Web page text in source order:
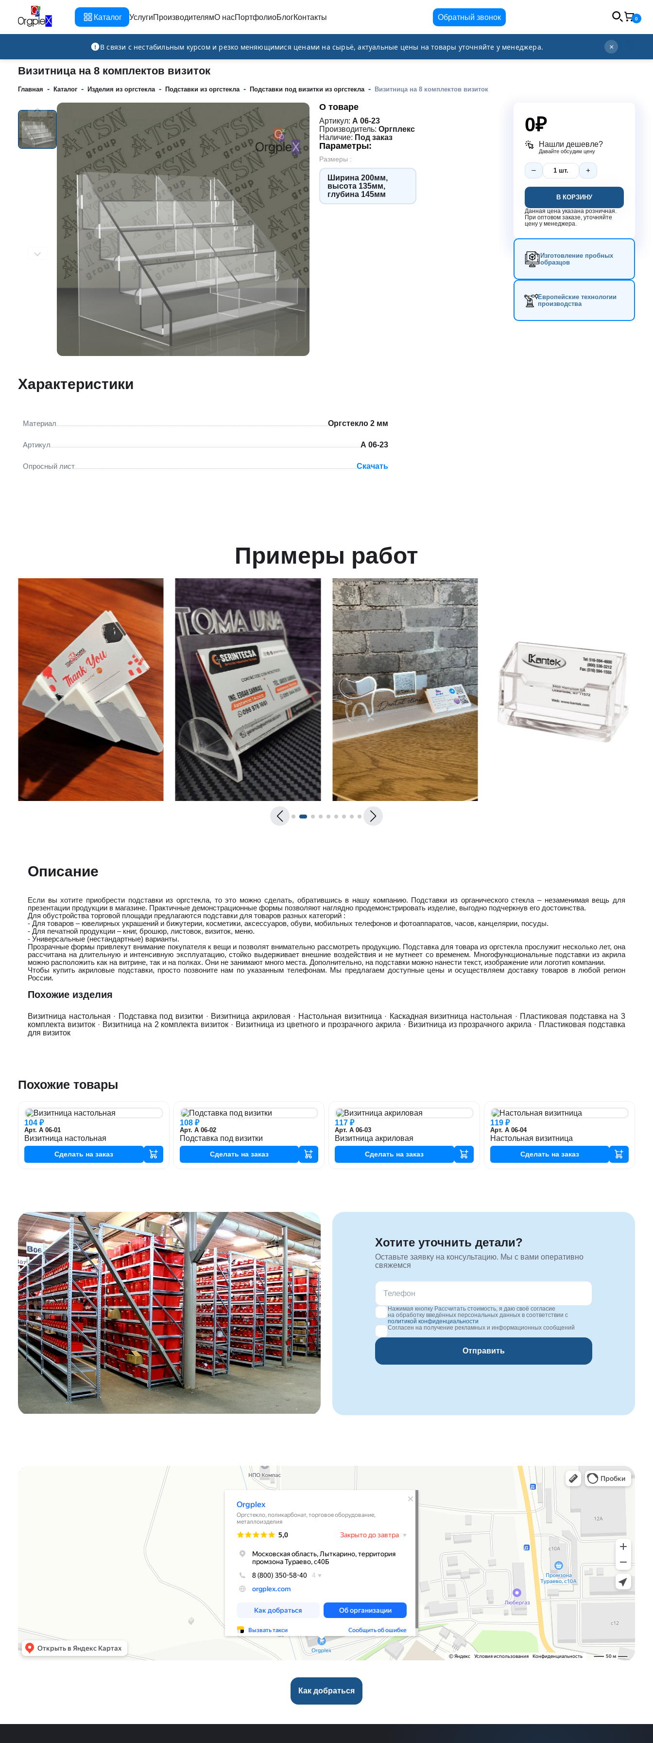
Каталог УслугиПроизводителямО насПортфолиоБлогКонтакты Обратный звонок 0
В связи с нестабильным курсом и резко меняющимися ценами на сырьё, актуальные цены на товары уточняйте у менеджера. ×
Рекламно-производственная компания info@orgplex.com +7 (495) 021-63-96
Визитница на 8 комплектов визиток
Главная - Каталог - Изделия из оргстекла - Подставки из оргстекла - Подставки под визитки из оргстекла - Визитница на 8 комплектов визиток
О товаре
Артикул: А 06-23
Производитель:Оргплекс
Наличие: Под заказ
Параметры:
Размеры :
Ширина 200мм,
высота 135мм,
глубина 145мм
0₽
Нашли дешевле?
Давайте обсудим цену
В КОРЗИНУ
Данная цена указана розничная.
При оптовом заказе, уточняйте
цену у менеджера.
Изготовление пробных
образцов
Европейские технологии
производства
Характеристики
Материал Оргстекло 2 мм
Артикул А 06-23
Опросный лист Скачать
Примеры работ
Описание
Если вы хотите приобрести подставки из оргстекла, то это можно сделать, обратившись в нашу компанию. Подставки из органического стекла – незаменимая вещь для
презентации продукции в магазине. Практичные демонстрационные формы позволяют наглядно продемонстрировать изделие, выгодно подчеркнув его достоинства.
Для обустройства торговой площади предлагаются подставки для товаров разных категорий :
- Для товаров – ювелирных украшений и бижутерии, косметики, аксессуаров, обуви, мобильных телефонов и фотоаппаратов, часов, канцелярии, посуды.
- Для печатной продукции – книг, брошюр, листовок, визиток, меню.
- Универсальные (нестандартные) варианты.
Прозрачные формы привлекут внимание покупателя к вещи и позволят внимательно рассмотреть продукцию. Подставка для товара из оргстекла прослужит несколько лет, она
рассчитана на длительную и интенсивную эксплуатацию, стойко выдерживает внешние воздействия и не мутнеет со временем. Многофункциональные подставки из акрила
можно расположить как на витрине, так и на полках. Они не занимают много места. Дополнительно, на подставки можно нанести текст, изображение или логотип компании.
Чтобы купить акриловые подставки, просто позвоните нам по указанным телефонам. Мы предлагаем доступные цены и осуществляем доставку товаров в любой регион
России.
Похожие изделия
Визитница настольная · Подставка под визитки · Визитница акриловая · Настольная визитница · Каскадная визитница настольная · Пластиковая подставка на 3
комплекта визиток· Визитница на 2 комплекта визиток · Визитница из цветного и прозрачного акрила · Визитница из прозрачного акрила · Пластиковая подставка
для визиток
Похожие товары
104 ₽
Арт. А 06-01
Визитница настольная
Сделать на заказ
108 ₽
Арт. А 06-02
Подставка под визитки
Сделать на заказ
117 ₽
Арт. А 06-03
Визитница акриловая
Сделать на заказ
119 ₽
Арт. А 06-04
Настольная визитница
Сделать на заказ
Хотите уточнить детали?
Оставьте заявку на консультацию. Мы с вами оперативно
свяжемся
Нажимая кнопку Рассчитать стоимость, я даю своё согласие
на обработку введённых персональных данных в соответствии с
политикой конфиденциальности
Согласен на получение рекламных и информационных сообщений
Отправить
Orgplex
Как добраться